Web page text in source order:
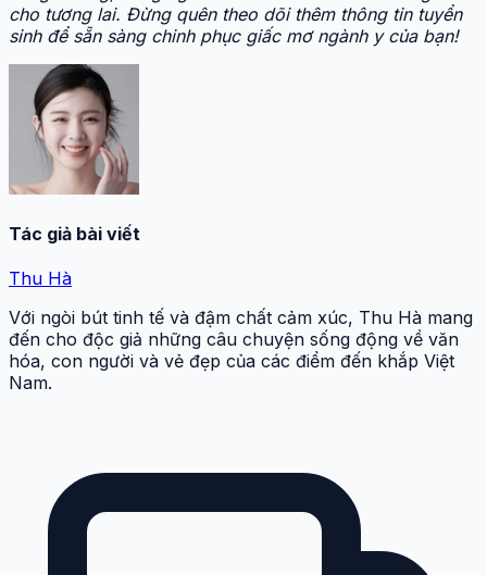
cho tương lai. Đừng quên theo dõi thêm thông tin tuyển
sinh để sẵn sàng chinh phục giấc mơ ngành y của bạn!
Tác giả bài viết
Thu Hà
Với ngòi bút tinh tế và đậm chất cảm xúc, Thu Hà mang
đến cho độc giả những câu chuyện sống động về văn
hóa, con người và vẻ đẹp của các điểm đến khắp Việt
Nam.